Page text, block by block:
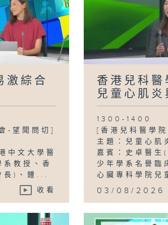
激綜合
-望聞問切]
中文大學醫
系教授、香
長)、鍾...
收看
香港兒科
兒童心肌炎
1300-1400
[香港兒科醫學
主題：兒童心肌
嘉賓：史卓醫生
少年學系名譽臨
心臟專科學院兒
...
03/08/2026